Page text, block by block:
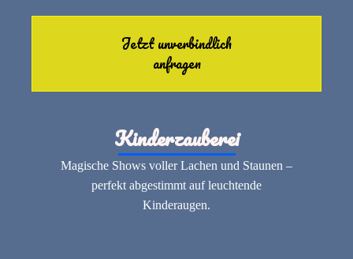
Jetzt unverbindlich
anfragen
Kinderzauberei
Magische Shows voller Lachen und Staunen –
perfekt abgestimmt auf leuchtende
Kinderaugen.